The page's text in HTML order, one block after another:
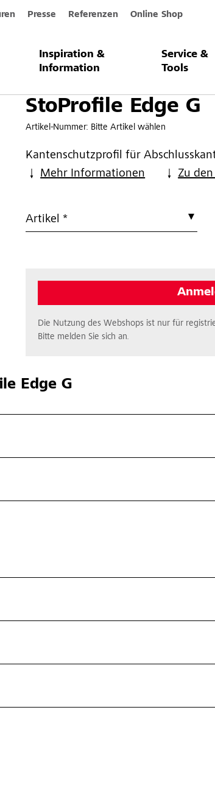
Presse Referenzen Online Shop
Inspiration &
Information
Service &
Tools
StoProfile Edge G
Artikel-Nummer: Bitte Artikel wählen
Kantenschutzprofil für
Mehr Informationen
Zu
Artikel *
Die Nutzung des Webshops ist nur für
Bitte melden Sie sich an.
Edge G